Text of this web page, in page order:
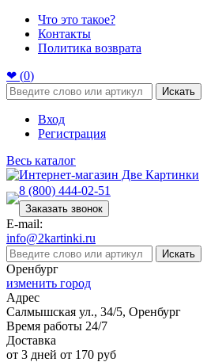
Что это такое?
Контакты
Политика возврата
❤ (0)
Искать
Вход
Регистрация
Весь каталог
8 (800) 444-02-51
Заказать звонок
E-mail:
info@2kartinki.ru
Искать
Оренбург
изменить город
Адрес
Салмышская ул., 34/5, Оренбург
Время работы 24/7
Доставка
от 3 дней от 170 руб